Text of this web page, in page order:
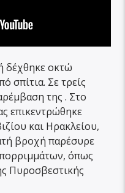
δέχθηκε οκτώ
σπίτια. Σε τρείς
της . Στο
επικεντρώθηκε
και Ηρακλείου,
βροχή παρέσυρε
όπως
Πυροσβεστικής